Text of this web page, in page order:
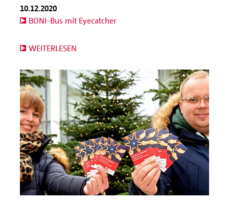
10.12.2020
BONI-Bus mit Eyecatcher
WEITERLESEN